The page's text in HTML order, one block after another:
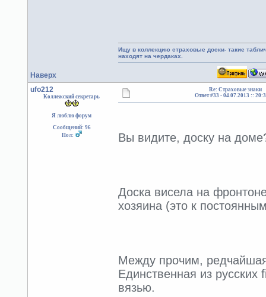
Наверх
Ищу в коллекцию страховые доски- такие
находят на чердаках.
ufo212
Коллежский секретарь
Я люблю форум
Сообщений: 96
Пол:
Re: Страховые знаки
Ответ #33 - 04.07.2013 ::
Вы видите, доску на
Доска висела на
хозяина (это к
Между прочим,
Единственная из
вязью.